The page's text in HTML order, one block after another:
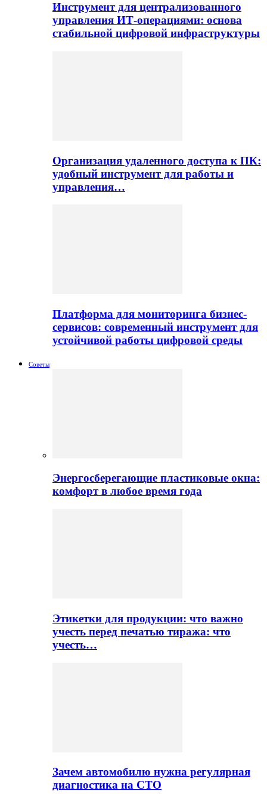
Инструмент для централизованного
управления ИТ-операциями: основа
стабильной цифровой инфраструктуры
Организация удаленного доступа к ПК:
удобный инструмент для работы и
управления…
Платформа для мониторинга бизнес-
сервисов: современный инструмент для
устойчивой работы цифровой среды
Советы
Энергосберегающие пластиковые окна:
комфорт в любое время года
Этикетки для продукции: что важно
учесть перед печатью тиража: что
учесть…
Зачем автомобилю нужна регулярная
диагностика на СТО